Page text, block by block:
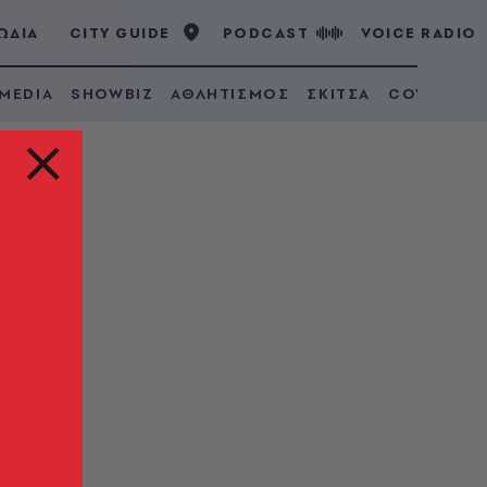
CITY GUIDE PODCAST VOICE RADIO
SHOWBIZ ΑΘΛΗΤΙΣΜΟΣ ΣΚΙΤΣΑ COVID 19